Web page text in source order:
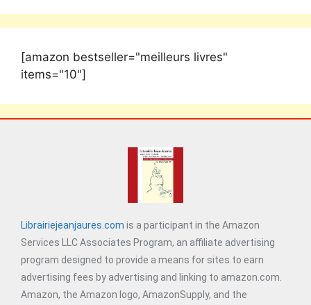
[amazon bestseller="meilleurs livres"
items="10"]
Librairiejeanjaures.com is a participant in the Amazon
Services LLC Associates Program, an affiliate advertising
program designed to provide a means for sites to earn
advertising fees by advertising and linking to amazon.com.
Amazon, the Amazon logo, AmazonSupply, and the